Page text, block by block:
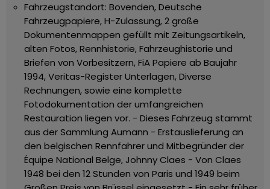
Fahrzeugstandort: Bovenden,Deutsche
Fahrzeugpapiere, H-Zulassung, 2 große
Dokumentenmappen gefüllt mit Zeitungsartikeln,
alten Fotos, Rennhistorie, Fahrzeughistorie und
Briefen von Vorbesitzern, FiA Papiere ab Baujahr
1994, Veritas-Register Unterlagen, Diverse
Rechnungen, sowie eine komplette
Fotodokumentation der umfangreichen
Restauration liegen vor. - Dieses Fahrzeug stammt
aus der Sammlung Aumann - Erstauslieferung an
den belgischen Rennfahrer und Mitbegründer der
Équipe National Belge, Johnny Claes - Von Claes
1948 bei den 12 Stunden von Paris und 1949 beim